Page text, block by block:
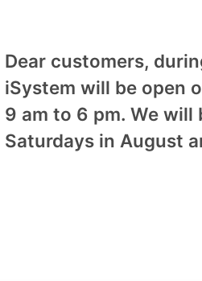
Dear customers,
iSystem will be open
9 am to 6 pm. We will
Saturdays in August